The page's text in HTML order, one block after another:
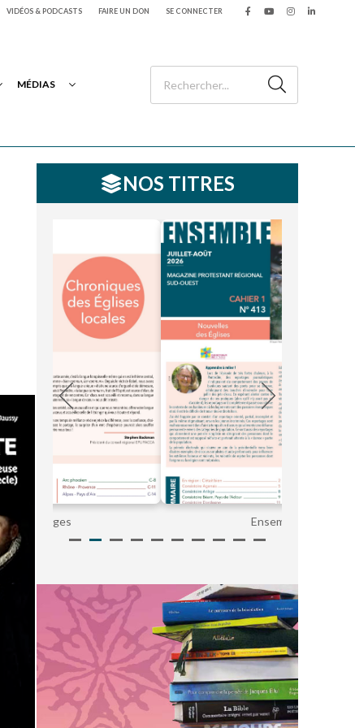
VIDÉOS & PODCASTS FAIRE UN DON SE CONNECTER
MÉDIAS
NOS TITRES